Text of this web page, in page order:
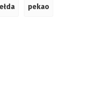
pekao